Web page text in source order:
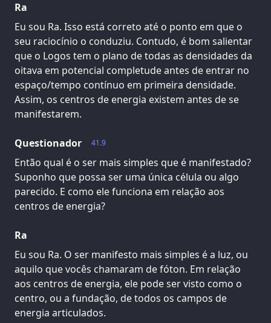
Ra
Eu sou Ra. Isso está correto até o ponto em que o
seu raciocínio o conduziu. Contudo, é bom salientar
que o Logos tem o plano de todas as densidades da
oitava em potencial completude antes de entrar no
espaço/tempo contínuo em primeira densidade.
Assim, os centros de energia existem antes de se
manifestarem.
41.9
Questionador
Então qual é o ser mais simples que é manifestado?
Suponho que possa ser uma única célula ou algo
parecido. E como ele funciona em relação aos
centros de energia?
Ra
Eu sou Ra. O ser manifesto mais simples é a luz, ou
aquilo que vocês chamaram de fóton. Em relação
aos centros de energia, ele pode ser visto como o
centro, ou a fundação, de todos os campos de
energia articulados.